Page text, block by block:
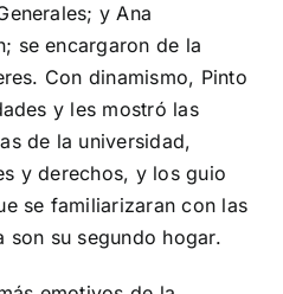
y Ana
se encargaron de la
Con dinamismo, Pinto
y les mostró las
de la universidad,
y derechos, y los guio
se familiarizaran con las
son su segundo hogar.